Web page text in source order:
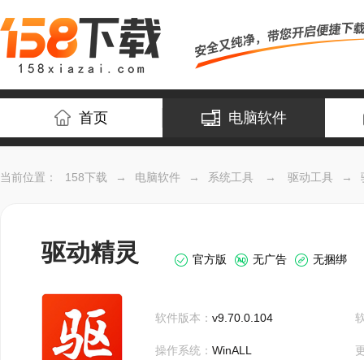
首页 电脑软件
当前位置： 158下载 → 电脑软件 → 系统工具 → 驱动工具 →
驱动精灵 官方版 无广告 无捆绑
软件版本： v9.70.0.104
操作系统： WinALL